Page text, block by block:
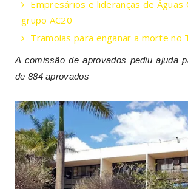
Empresários e lideranças de Águas
grupo AC20
Tramoias para enganar a morte no
A comissão de aprovados pediu ajuda
de 884 aprovados